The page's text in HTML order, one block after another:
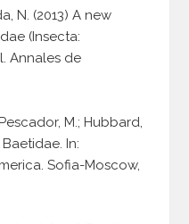
N. (2013) A new
(Insecta:
Annales de
M.; Hubbard,
In:
Sofia-Moscow,